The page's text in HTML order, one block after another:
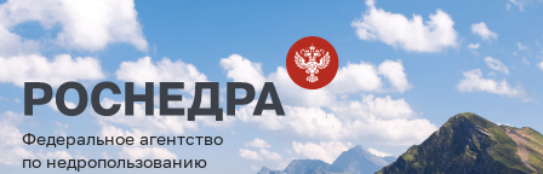
Федеральное агентство
по недропользованию